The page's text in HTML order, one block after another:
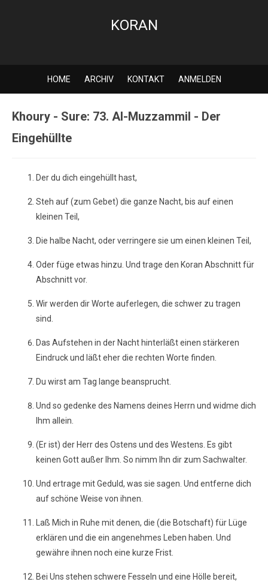
KORAN
HOME ARCHIV KONTAKT ANMELDEN
Khoury - Sure: 73. Al-Muzzammil - Der
Eingehüllte
Der du dich eingehüllt hast,
Steh auf (zum Gebet) die ganze Nacht, bis auf einen
kleinen Teil,
Die halbe Nacht, oder verringere sie um einen kleinen Teil,
Oder füge etwas hinzu. Und trage den Koran Abschnitt für
Abschnitt vor.
Wir werden dir Worte auferlegen, die schwer zu tragen
sind.
Das Aufstehen in der Nacht hinterläßt einen stärkeren
Eindruck und läßt eher die rechten Worte finden.
Du wirst am Tag lange beansprucht.
Und so gedenke des Namens deines Herrn und widme dich
Ihm allein.
(Er ist) der Herr des Ostens und des Westens. Es gibt
keinen Gott außer Ihm. So nimm Ihn dir zum Sachwalter.
Und ertrage mit Geduld, was sie sagen. Und entferne dich
auf schöne Weise von ihnen.
Laß Mich in Ruhe mit denen, die (die Botschaft) für Lüge
erklären und die ein angenehmes Leben haben. Und
gewähre ihnen noch eine kurze Frist.
Bei Uns stehen schwere Fesseln und eine Hölle bereit,